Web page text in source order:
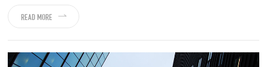
READ MORE